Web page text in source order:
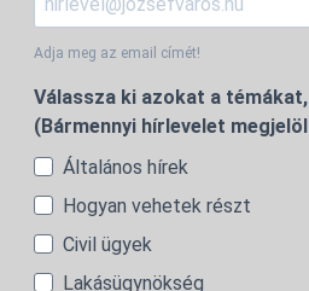
Adja meg az email címét!
Válassza ki azokat a
(Bármennyi hírlevelet
Általános hírek
Hogyan vehetek részt
Civil ügyek
Lakásügynökség